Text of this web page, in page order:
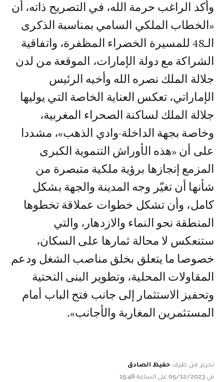
وأكد الراغب حرمة الله، في التصريح ذاته، أن
«الخطاب الملكي السامي بمناسبة الذكرى
الـ48 للمسيرة الخضراء المظفرة، واتفاقية
الشراكة مع دولة الإمارات، الموقعة من لدن
جلالة الملك نصره الله وأخيه الرئيس
الإماراتي، تعكس العناية الخاصة التي يوليها
جلالة الملك لساكنة الصحراء المغربية،
وخاصة بجهة الداخلة-وادي الذهب»، مشددا
على أن «هذه الأوراش التنموية الكبرى
المزمع إنجازها برؤية ملكية متبصرة من
شأنها أن تغيّر وجه المدينة والجهة بشكل
كامل، وأن تشكل خطوات عملاقة تخطوها
المنطقة نحو النماء والازدهار، والتي
ستنعكس لا محالة ثمارها على السكان،
خصوصا ما يتعلق بخلق مناصب الشغل ودعم
المقاولات المحلية، وتطوير البنى التحتية
وتحفيز الاستثمار إلى جانب فتح الباب أمام
المستثمرين المغاربة والأجانب».
تحرير من طرف حفيظ الصادق
في 05/12/2023 على الساعة 15:48